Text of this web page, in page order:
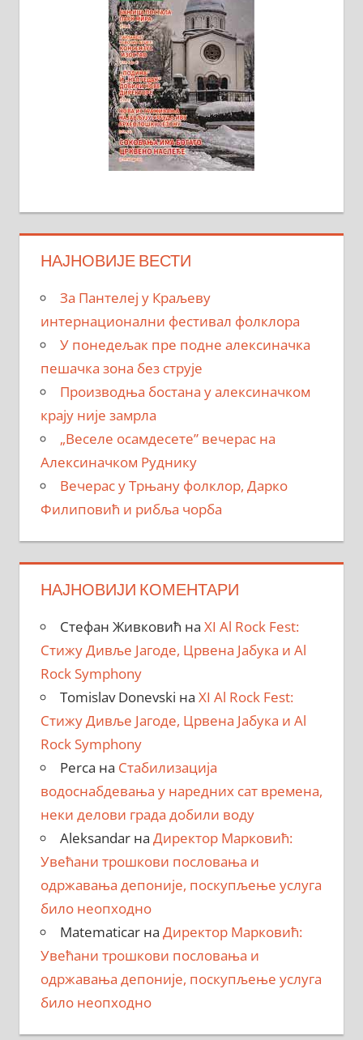
НАЈНОВИЈЕ ВЕСТИ
За Пантелеј у Краљеву
интернационални фестивал фолклора
У понедељак пре подне алексиначка
пешачка зона без струје
Производња бостана у алексиначком
крају није замрла
„Веселе осамдесете” вечерас на
Алексиначком Руднику
Вечерас у Трњану фолклор, Дарко
Филиповић и рибља чорба
НАЈНОВИЈИ КОМЕНТАРИ
Стефан Живковић на XI Al Rock Fest:
Стижу Дивље Јагоде, Црвена Јабука и Al
Rock Symphony
Tomislav Donevski на XI Al Rock Fest:
Стижу Дивље Јагоде, Црвена Јабука и Al
Rock Symphony
Perca на Стабилизација
водоснабдевања у наредних сат времена,
неки делови града добили воду
Aleksandarна Директор Марковић:
Увећани трошкови пословања и
одржавања депоније, поскупљење услуга
било неопходно
Matematicarна Директор Марковић:
Увећани трошкови пословања и
одржавања депоније, поскупљење услуга
било неопходно